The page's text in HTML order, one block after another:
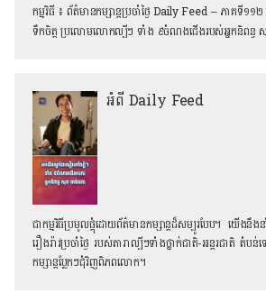
កម្មវិធី ៖ ព័ត៌មានកម្សាន្ដប្រចាំថ្ងៃ Daily Feed – ភាគទី១
ទឹកចិត្ត ប្រលោមលោកល្បីៗ ទាំង ៩ចំណងជើងរបស់អ្នកនិពន្ធ
អំពី Daily Feed
ជាកម្មវិធីប្រមូលផ្ដុំដោយព័ត៌មានកម្សាន្តដ៏សម្បូរបែប។ យើងនឹង
រឿងរ៉ាវប្រចាំថ្ងៃ របស់តារាល្បីៗទាំងថ្នាក់ជាតិ-អន្តរជាតិ
កម្សាន្តប្លែកៗជុំវិញពិភពលោក។